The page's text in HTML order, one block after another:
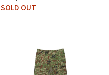
SOLD OUT